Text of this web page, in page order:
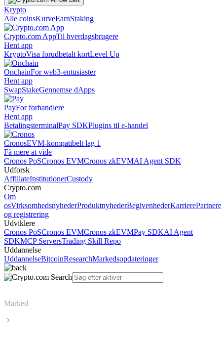
Krypto
Alle coinsKurveEarnStaking
Crypto.com AppTil hverdagsbrugere
Hent app
KryptoVisa forudbetalt kortLevel Up
OnchainFor web3-entusiaster
Hent app
SwapStakeGennemse dApps
PayFor forhandlere
Hent app
BetalingsterminalPay SDKPlugins til e-handel
CronosEVM-kompatibelt lag 1
Få mere at vide
Cronos PoSCronos EVMCronos zkEVMAI Agent SDK
Udforsk
AffiliateInstitutionerCustody
Crypto.com
Om
osVirksomhedsnyhederProduktnyhederBegivenhederKarrierePartnere
og registrering
Udviklere
Cronos PoSCronos EVMCronos zkEVMPay SDKAI Agent
SDKMCP ServersTrading Skill Repo
Uddannelse
UddannelseBitcoinResearchMarkedsopdateringer
Marked